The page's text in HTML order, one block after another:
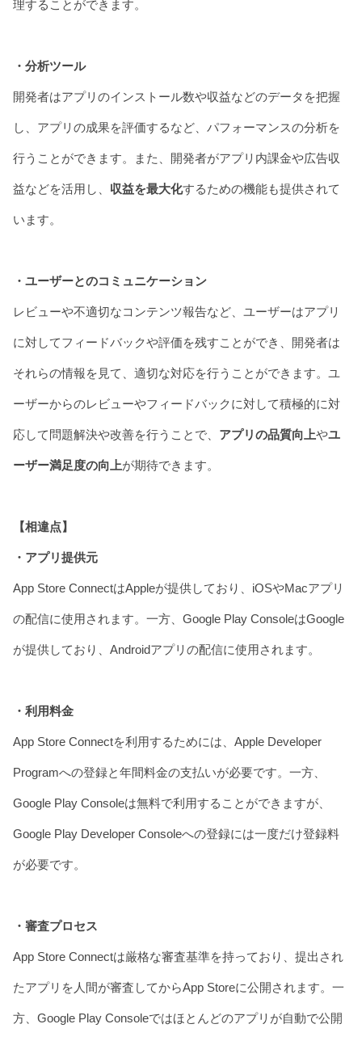
理することができます。
・分析ツール
開発者はアプリのインストール数や収益などのデータを把握
し、アプリの成果を評価するなど、パフォーマンスの分析を
行うことができます。また、開発者がアプリ内課金や広告収
益などを活用し、 収益を最大化するための機能も提供されて
います。
・ユーザーとのコミュニケーション
レビューや不適切なコンテンツ報告など、ユーザーはアプリ
に対してフィードバックや評価を残すことができ、開発者は
それらの情報を見て、適切な対応を行うことができます。ユ
ーザーからのレビューやフィードバックに対して積極的に対
応して問題解決や改善を行うことで、 アプリの品質向上やユ
ーザー満足度の向上が期待できます。
【相違点】
・アプリ提供元
App Store ConnectはAppleが提供しており、iOSやMacアプリ
の配信に使用されます。一方、Google Play ConsoleはGoogle
が提供しており、Androidアプリの配信に使用されます。
・利用料金
App Store Connectを利用するためには、Apple Developer
Programへの登録と年間料金の支払いが必要です。一方、
Google Play Consoleは無料で利用することができますが、
Google Play Developer Consoleへの登録には一度だけ登録料
が必要です。
・審査プロセス
App Store Connectは厳格な審査基準を持っており、提出され
たアプリを人間が審査してからApp Storeに公開されます。一
方、Google Play Consoleではほとんどのアプリが自動で公開